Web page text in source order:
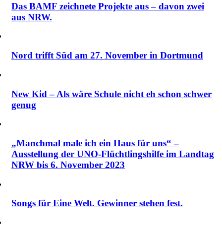
Das BAMF zeichnete Projekte aus – davon zwei
aus NRW.
Nord trifft Süd am 27. November in Dortmund
New Kid – Als wäre Schule nicht eh schon schwer
genug
„Manchmal male ich ein Haus für uns“ –
Ausstellung der UNO-Flüchtlingshilfe im Landtag
NRW bis 6. November 2023
Songs für Eine Welt. Gewinner stehen fest.